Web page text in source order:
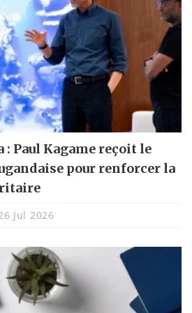
: Paul Kagame reçoit le
pour renforcer la
Jul 2026